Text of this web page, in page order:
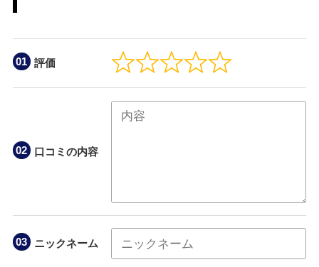
評価
口コミの内容
ニックネーム